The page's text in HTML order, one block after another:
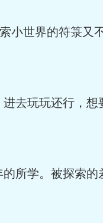
小世界的符箓又
去玩玩还行，想
所学。被探索的